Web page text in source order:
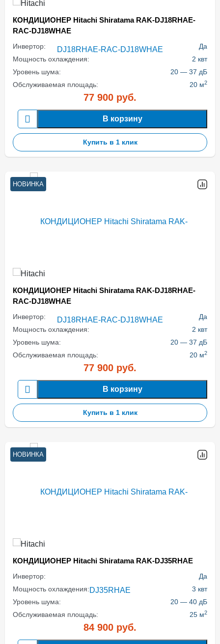
КОНДИЦИОНЕР Hitachi Shiratama RAK-DJ18RHAE-
RAC-DJ18WHAE
Инвертор:
Да
Мощность охлаждения:
2 квт
Уровень шума:
20 — 37 дБ
Обслуживаемая площадь:
20 м2
77 900 руб.
В корзину
Купить в 1 клик
НОВИНКА
КОНДИЦИОНЕР Hitachi Shiratama RAK-DJ18RHAE-
RAC-DJ18WHAE
Инвертор:
Да
Мощность охлаждения:
2 квт
Уровень шума:
20 — 37 дБ
Обслуживаемая площадь:
20 м2
77 900 руб.
В корзину
Купить в 1 клик
НОВИНКА
КОНДИЦИОНЕР Hitachi Shiratama RAK-DJ35RHAE
Инвертор:
Да
Мощность охлаждения:
3 квт
Уровень шума:
20 — 40 дБ
Обслуживаемая площадь:
25 м2
84 900 руб.